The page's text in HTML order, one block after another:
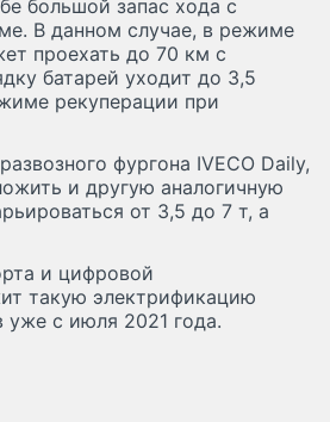
большой запас хода с
В данном случае, в режиме
проехать до 70 км с
батарей уходит до 3,5
рекуперации при
фургона IVECO Daily,
и другую аналогичную
от 3,5 до 7 т, а
и цифровой
такую электрификацию
уже с июля 2021 года.